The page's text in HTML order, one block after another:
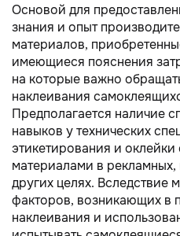
Основой для
знания и опыт
материалов,
имеющиеся пояснения
на которые важно
наклеивания
Предполагается наличие
навыков у технических
этикетирования и
материалами в
других целях. Вследствие
факторов, возникающих в
наклеивания и